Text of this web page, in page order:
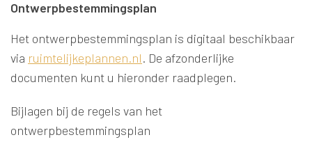
Ontwerpbestemmingsplan
Het ontwerpbestemmingsplan is digitaal beschikbaar
via ruimtelijkeplannen.nl. De afzonderlijke
documenten kunt u hieronder raadplegen.
Bijlagen bij de regels van het
ontwerpbestemmingsplan